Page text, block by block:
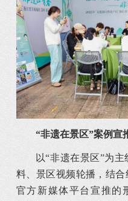
“非遗在景区”案例宣
以“非遗在景区”为
料、景区视频轮播，结
官方新媒体平台宣推的